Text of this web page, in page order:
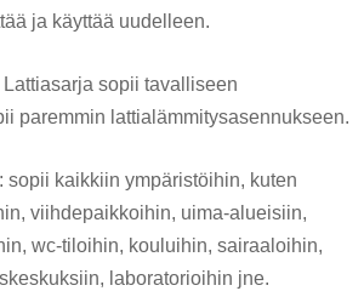
ja käyttää uudelleen.
sopii tavalliseen
paremmin lattialämmitysasennukseen.
sopii kaikkiin ympäristöihin, kuten
viihdepaikkoihin, uima-alueisiin,
wc-tiloihin, kouluihin, sairaaloihin,
laboratorioihin jne.